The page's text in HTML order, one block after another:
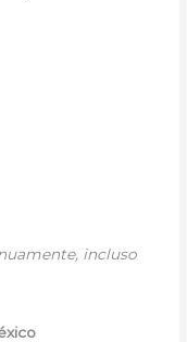
incluso